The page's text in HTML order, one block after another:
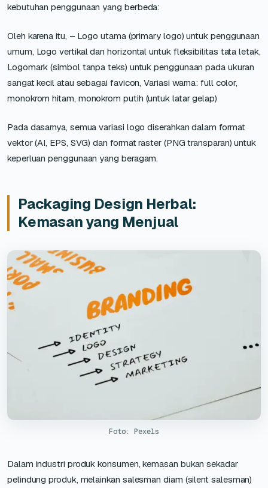
kebutuhan penggunaan yang berbeda:
Oleh karena itu, – Logo utama (primary logo) untuk penggunaan
umum, Logo vertikal dan horizontal untuk fleksibilitas tata letak,
Logomark (simbol tanpa teks) untuk penggunaan pada ukuran
sangat kecil atau sebagai favicon, Variasi warna: full color,
monokrom hitam, monokrom putih (untuk latar gelap)
Pada dasarnya, semua variasi logo diserahkan dalam format
vektor (AI, EPS, SVG) dan format raster (PNG transparan) untuk
keperluan penggunaan yang beragam.
Packaging Design Herbal:
Kemasan yang Menjual
Foto: Pexels
Dalam industri produk konsumen, kemasan bukan sekadar
pelindung produk, melainkan salesman diam (silent salesman)